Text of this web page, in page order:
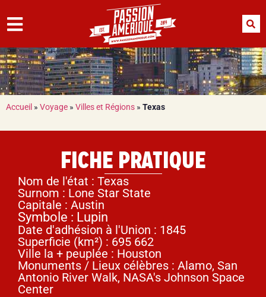
Accueil » Voyage » Villes et Régions » Texas
FICHE PRATIQUE
Nom de l'état : Texas
Surnom : Lone Star State
Capitale : Austin
Symbole : Lupin
Date d'adhésion à l'Union : 1845
Superficie (km²) : 695 662
Ville la + peuplée : Houston
Monuments / Lieux célèbres : Alamo, San
Antonio River Walk, NASA's Johnson Space
Center